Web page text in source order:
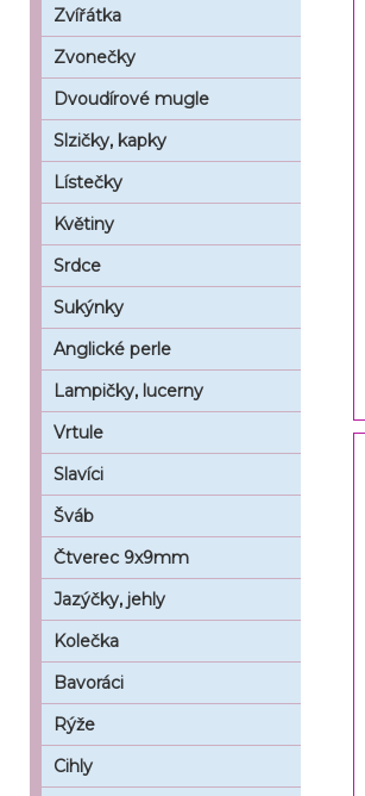
Zvířátka
Zvonečky
Dvoudírové mugle
Slzičky, kapky
Lístečky
Květiny
Srdce
Sukýnky
Anglické perle
Lampičky, lucerny
Vrtule
Slavíci
Šváb
Čtverec 9x9mm
Jazýčky, jehly
Kolečka
Bavoráci
Rýže
Cihly